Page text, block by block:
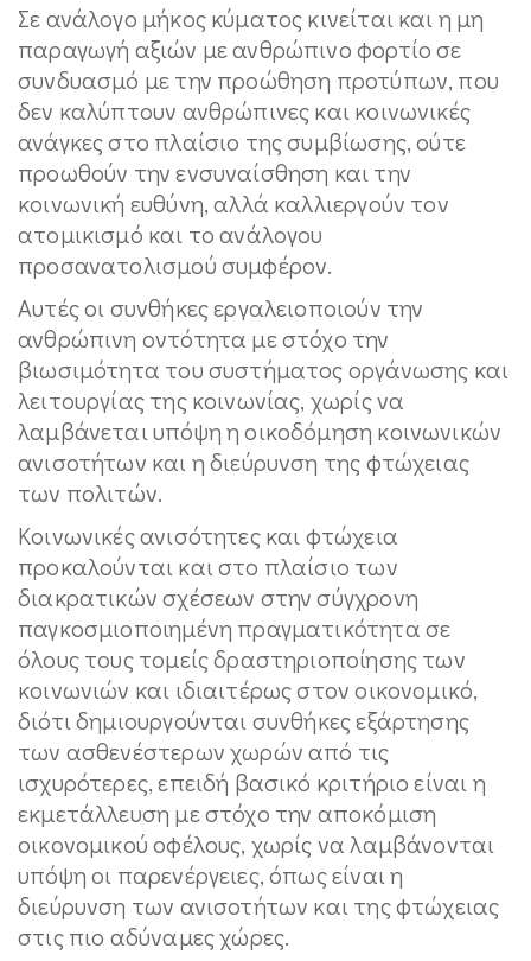
Σε ανάλογο μήκος κύματος κινείται και η μη
παραγωγή αξιών με ανθρώπινο φορτίο σε
συνδυασμό με την προώθηση προτύπων, που
δεν καλύπτουν ανθρώπινες και κοινωνικές
ανάγκες στο πλαίσιο της συμβίωσης, ούτε
προωθούν την ενσυναίσθηση και την
κοινωνική ευθύνη, αλλά καλλιεργούν τον
ατομικισμό και το ανάλογου
προσανατολισμού συμφέρον.
Αυτές οι συνθήκες εργαλειοποιούν την
ανθρώπινη οντότητα με στόχο την
βιωσιμότητα του συστήματος οργάνωσης και
λειτουργίας της κοινωνίας, χωρίς να
λαμβάνεται υπόψη η οικοδόμηση κοινωνικών
ανισοτήτων και η διεύρυνση της φτώχειας
των πολιτών.
Κοινωνικές ανισότητες και φτώχεια
προκαλούνται και στο πλαίσιο των
διακρατικών σχέσεων στην σύγχρονη
παγκοσμιοποιημένη πραγματικότητα σε
όλους τους τομείς δραστηριοποίησης των
κοινωνιών και ιδιαιτέρως στον οικονομικό,
διότι δημιουργούνται συνθήκες εξάρτησης
των ασθενέστερων χωρών από τις
ισχυρότερες, επειδή βασικό κριτήριο είναι η
εκμετάλλευση με στόχο την αποκόμιση
οικονομικού οφέλους, χωρίς να λαμβάνονται
υπόψη οι παρενέργειες, όπως είναι η
διεύρυνση των ανισοτήτων και της φτώχειας
στις πιο αδύναμες χώρες.